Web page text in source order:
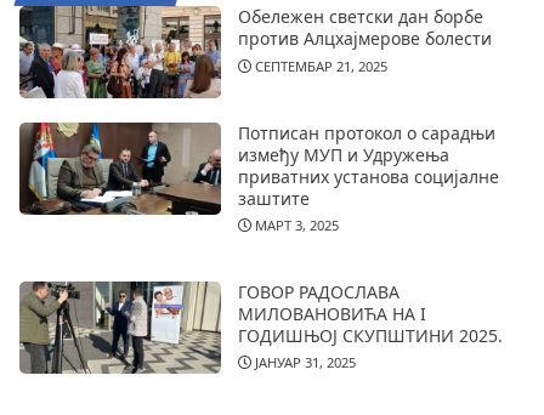
Обележен светски дан борбе
против Алцхајмерове болести
СЕПТЕМБАР 21, 2025
Потписан протокол о сарадњи
између МУП и Удружења
приватних установа социјалне
заштите
МАРТ 3, 2025
ГОВОР РАДОСЛАВА
МИЛОВАНОВИЋА НА I
ГОДИШЊОЈ СКУПШТИНИ 2025.
ЈАНУАР 31, 2025